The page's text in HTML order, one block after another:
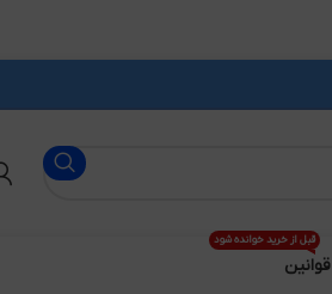
قوانین
قبل از خرید خوانده شود